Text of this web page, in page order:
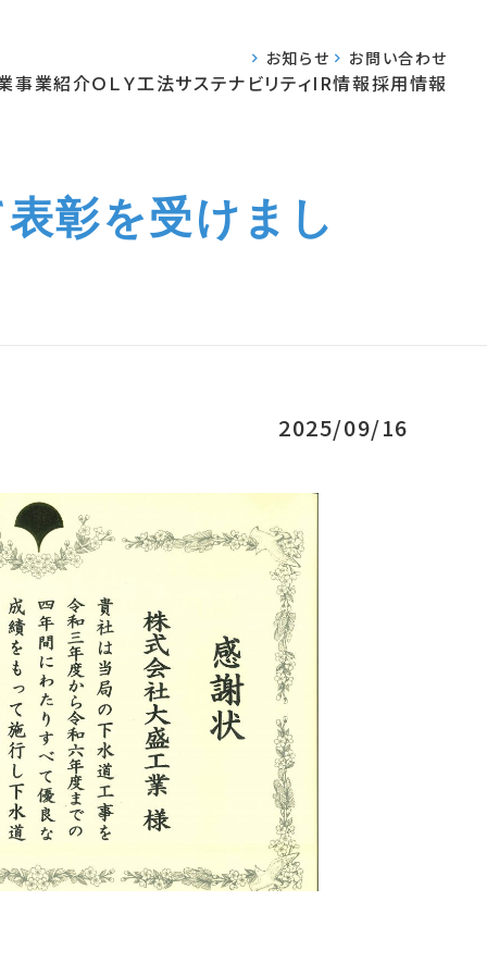
事業紹介ＯＬＹ工法サステナビリティIR情報採用情報
お知らせ お問い合わせ
彰を受けまし
2025/09/16